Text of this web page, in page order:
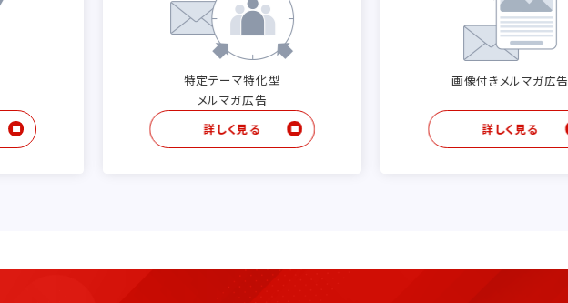
特定テーマ特化型
メルマガ広告
詳しく見る
画像付きメルマガ広告
詳しく見る